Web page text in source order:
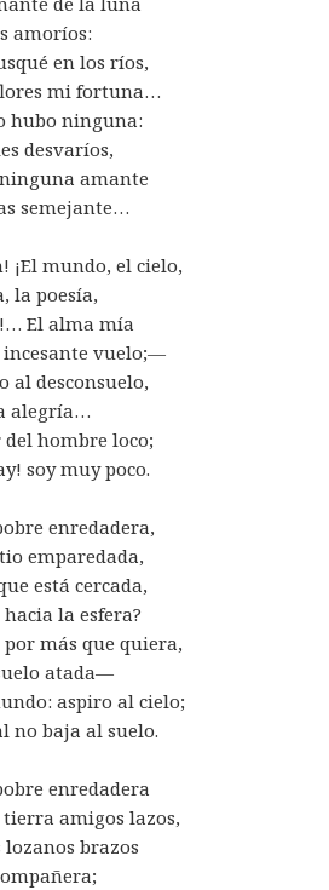
amoríos:
en los ríos,
mi fortuna…
hubo ninguna:
desvaríos,
amante
semejante…
¡El mundo, el cielo,
la poesía,
El alma mía
incesante vuelo;—
al desconsuelo,
alegría…
hombre loco;
soy muy poco.
enredadera,
emparedada,
está cercada,
la esfera?
más que quiera,
atada—
aspiro al cielo;
no baja al suelo.
enredadera
amigos lazos,
brazos